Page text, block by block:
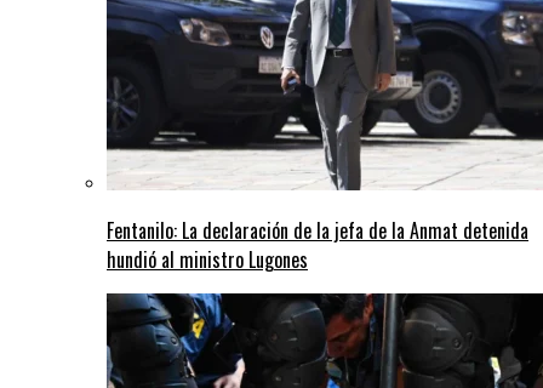
Fentanilo: La declaración de la jefa de la Anmat detenida
hundió al ministro Lugones